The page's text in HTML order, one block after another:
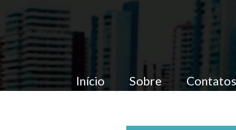
Início Sobre Contatos